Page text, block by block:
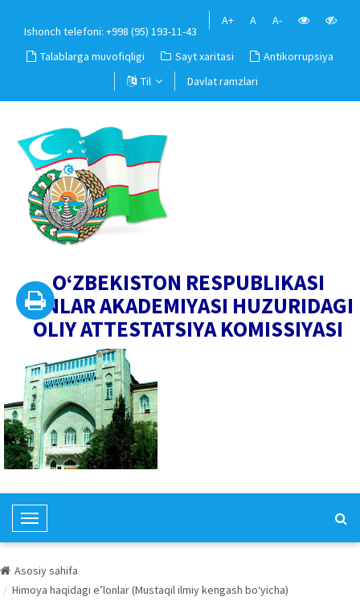
Ishonch telefoni: +998 (95) 193-11-43
A+ A A-
Talablarga muvofiqligi Sayt xaritasi
Antikorrupsiya
Til
Davlat ramzlari
O‘ZBEKISTON RESPUBLIKASI
FANLAR AKADEMIYASI HUZURIDAGI
OLIY ATTESTATSIYA KOMISSIYASI
T
o
g
Asosiy sahifa
Himoya haqidagi e’lonlar (Mustaqil ilmiy kengash bo‘yicha)